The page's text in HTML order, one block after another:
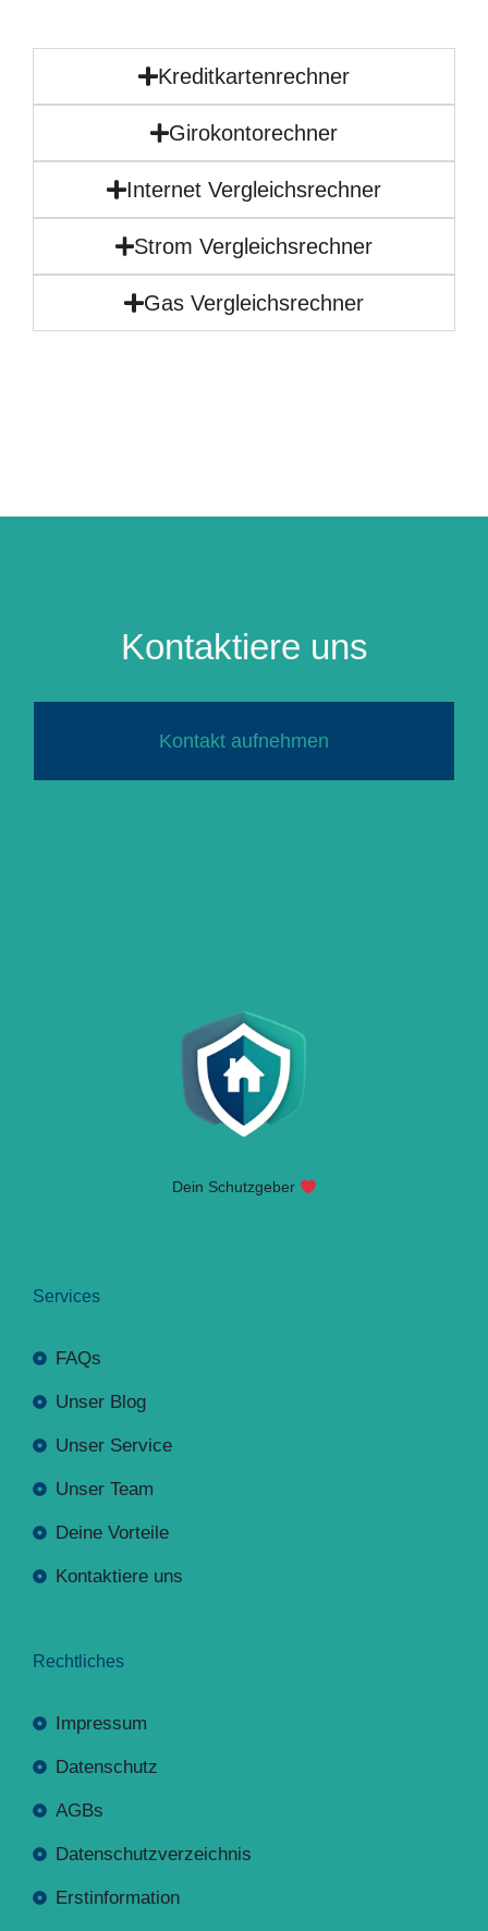
Kreditkartenrechner
Girokontorechner
Internet Vergleichsrechner
Strom Vergleichsrechner
Gas Vergleichsrechner
Kontaktiere uns
Kontakt aufnehmen
Dein Schutzgeber
Services
FAQs
Unser Blog
Unser Service
Unser Team
Deine Vorteile
Kontaktiere uns
Rechtliches
Impressum
Datenschutz
AGBs
Datenschutzverzeichnis
Erstinformation